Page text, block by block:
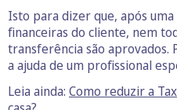
Isto para dizer que, após uma
financeiras do cliente, nem
transferência são aprovados.
a ajuda de um profissional
Leia ainda: Como reduzir a